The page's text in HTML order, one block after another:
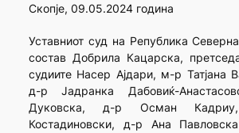
Скопје, 09.05.2024 година
Уставниот суд на Република
состав Добрила Кацарска,
судиите Насер Ајдари, м-р Татјана
д-р Јадранка Дабовиќ-
Дуковска, д-р Осман
Костадиновски, д-р Ана